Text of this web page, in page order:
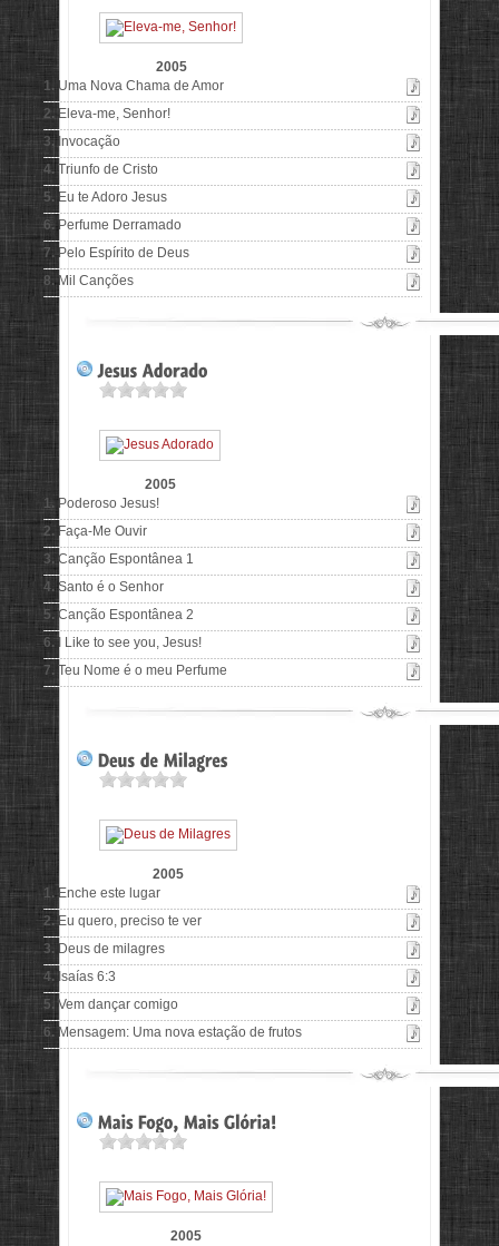
2005
1. Uma Nova Chama de Amor
2. Eleva-me, Senhor!
3. Invocação
4. Triunfo de Cristo
5. Eu te Adoro Jesus
6. Perfume Derramado
7. Pelo Espírito de Deus
8.Mil Canções
2005
1. Poderoso Jesus!
2. Faça-Me Ouvir
3. Canção Espontânea 1
4. Santo é o Senhor
5.Canção Espontânea 2
6. I Like to see you, Jesus!
7. Teu Nome é o meu Perfume
2005
1. Enche este lugar
2.Eu quero, preciso te ver
3. Deus de milagres
4.Isaías 6:3
5. Vem dançar comigo
6. Mensagem: Uma nova estação de frutos
2005